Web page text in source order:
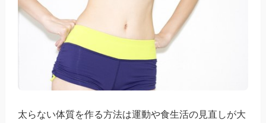
太らない体質を作る方法は運動や食生活の見直しが大